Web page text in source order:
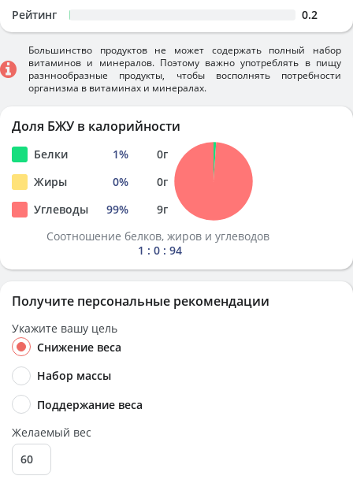
Рейтинг 0.2
Большинство продуктов не может содержать полный набор
витаминов и минералов. Поэтому важно употреблять в пищу
разннообразные продукты, чтобы восполнять потребности
организма в витаминах и минералах.
Доля БЖУ в калорийности
Белки 1% 0г
Жиры
0% 0г
Углеводы
99% 9г
Соотношение белков, жиров и углеводов
1 : 0 : 94
Получите персональные рекомендации
Укажите вашу цель
Снижение веса
Набор массы
Поддержание веса
Желаемый вес